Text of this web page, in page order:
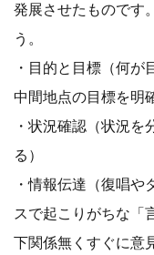
発展させたものです
う。
・目的と目標（何が
中間地点の目標を明
・状況確認（状況
る）
・情報伝達（復唱
スで起こりがちな「
下関係無くすぐに意